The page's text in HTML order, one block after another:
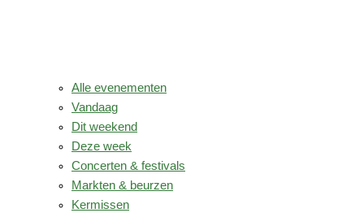
Alle evenementen
Vandaag
Dit weekend
Deze week
Concerten & festivals
Markten & beurzen
Kermissen